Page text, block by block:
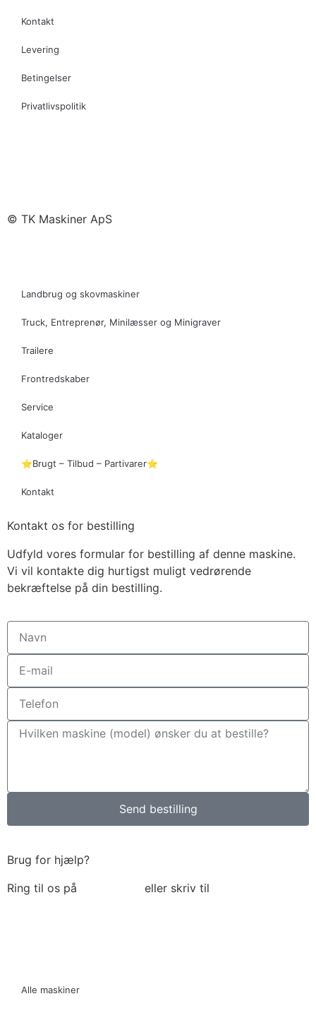
Kontakt
Levering
Betingelser
Privatlivspolitik
© TK Maskiner ApS
Landbrug og skovmaskiner
Truck, Entreprenør, Minilæsser og Minigraver
Trailere
Frontredskaber
Service
Kataloger
⭐Brugt – Tilbud – Partivarer⭐
Kontakt
Kontakt os for bestilling
Udfyld vores formular for bestilling af denne maskine.
Vi vil kontakte dig hurtigst muligt vedrørende
bekræftelse på din bestilling.
Send bestilling
Brug for hjælp?
Ring til os på
eller skriv til
Alle maskiner